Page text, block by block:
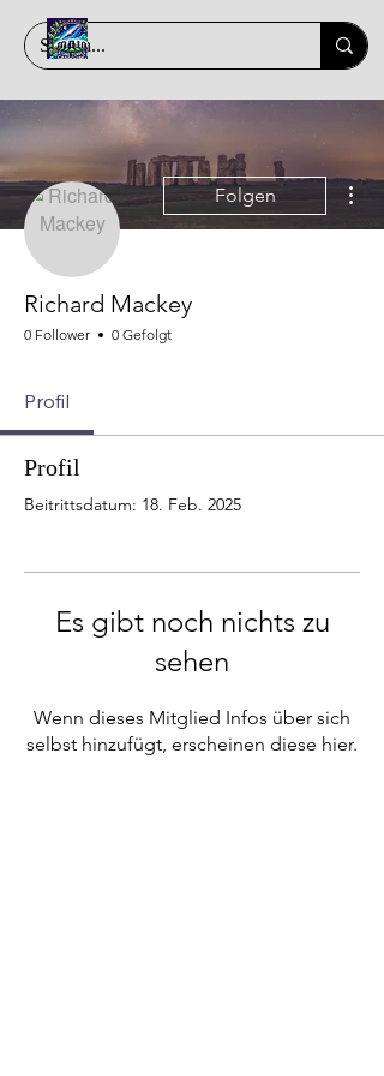
Folgen
Richard Mackey
0 Follower 0 Gefolgt
Profil
Profil
Beitrittsdatum: 18. Feb. 2025
Es gibt noch nichts zu
sehen
Wenn dieses Mitglied Infos über sich
selbst hinzufügt, erscheinen diese hier.